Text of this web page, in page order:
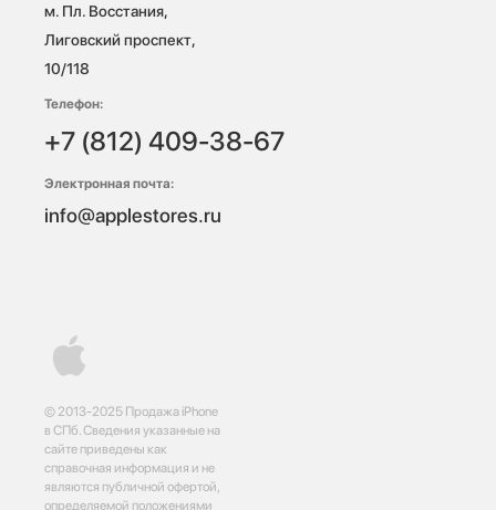
© 2013-2025 Продажа iPhone
в СПб. Сведения указанные на
сайте приведены как
справочная информация и не
являются публичной офертой,
определяемой положениями
м. Пл. Восстания,
Лиговский проспект,
10/118
Телефон:
+7 (812) 409-38-67
Электронная почта:
info@applestores.ru